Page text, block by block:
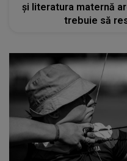
și literatura maternă
trebuie să